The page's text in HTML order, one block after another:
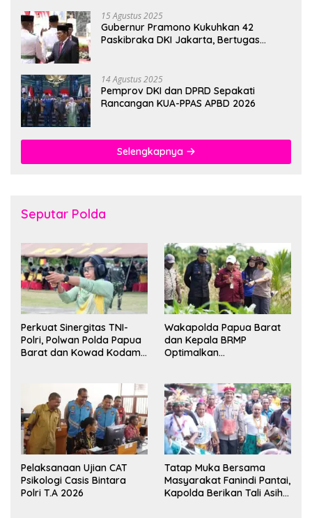
15 Agustus 2025
Gubernur Pramono Kukuhkan 42
Paskibraka DKI Jakarta, Bertugas
14 Agustus 2025
Pemprov DKI dan DPRD Sepakati
Rancangan KUA-PPAS APBD 2026
Selengkapnya
Seputar Polda
Perkuat Sinergitas TNI-
Polri, Polwan Polda Papua
Barat dan Kowad Kodam
Persahabatan
Wakapolda Papua Barat
dan Kepala BRMP
Optimalkan
Pangan Papua Barat
Pelaksanaan Ujian CAT
Psikologi Casis Bintara
Polri T.A 2026
Tatap Muka Bersama
Masyarakat Fanindi Pantai,
Kapolda Berikan Tali Asih